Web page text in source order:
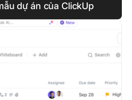
dự án của ClickUp